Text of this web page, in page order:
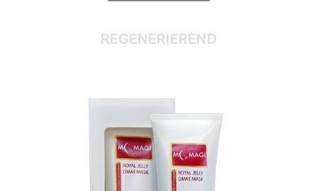
REGENERIEREND